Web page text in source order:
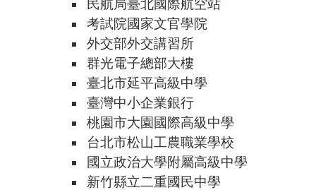
考試院國家文官學院
外交部外交講習所
群光電子總部大樓
臺北市延平高級中學
臺灣中小企業銀行
桃園市大園國際高級中學
台北市松山工農職業學校
國立政治大學附屬高級中學
新竹縣立二重國民中學